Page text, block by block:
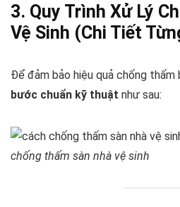
3. Quy Trình Xử Lý
Vệ Sinh (Chi Tiết
Để đảm bảo hiệu quả chống
bước chuẩn kỹ thuật như sau:
chống thấm sàn nhà vệ sinh